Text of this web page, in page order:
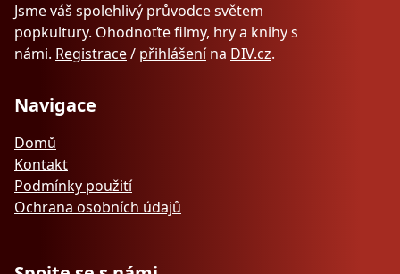
Jsme váš spolehlivý průvodce světem
popkultury. Ohodnoťte filmy, hry a knihy s
námi. Registrace/ přihlášenína DIV.cz.
Navigace
Domů
Kontakt
Podmínky použití
Ochrana osobních údajů